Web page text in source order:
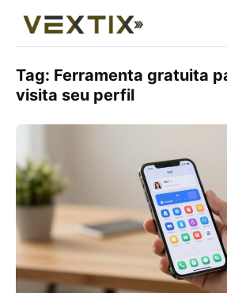
Tag: Ferramenta gratuita
visita seu perfil